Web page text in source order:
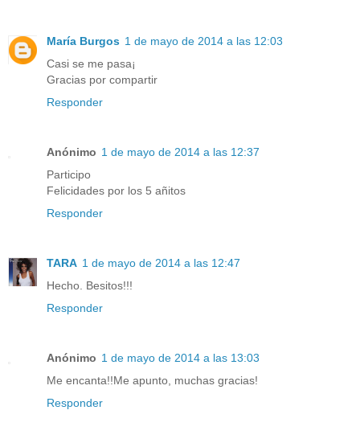
María Burgos 1 de mayo de 2014 a las 12:03
Casi se me pasa¡
Gracias por compartir
Responder
Anónimo 1 de mayo de 2014 a las 12:37
Participo
Felicidades por los 5 añitos
Responder
TARA 1 de mayo de 2014 a las 12:47
Hecho. Besitos!!!
Responder
Anónimo 1 de mayo de 2014 a las 13:03
Me encanta!!Me apunto, muchas gracias!
Responder